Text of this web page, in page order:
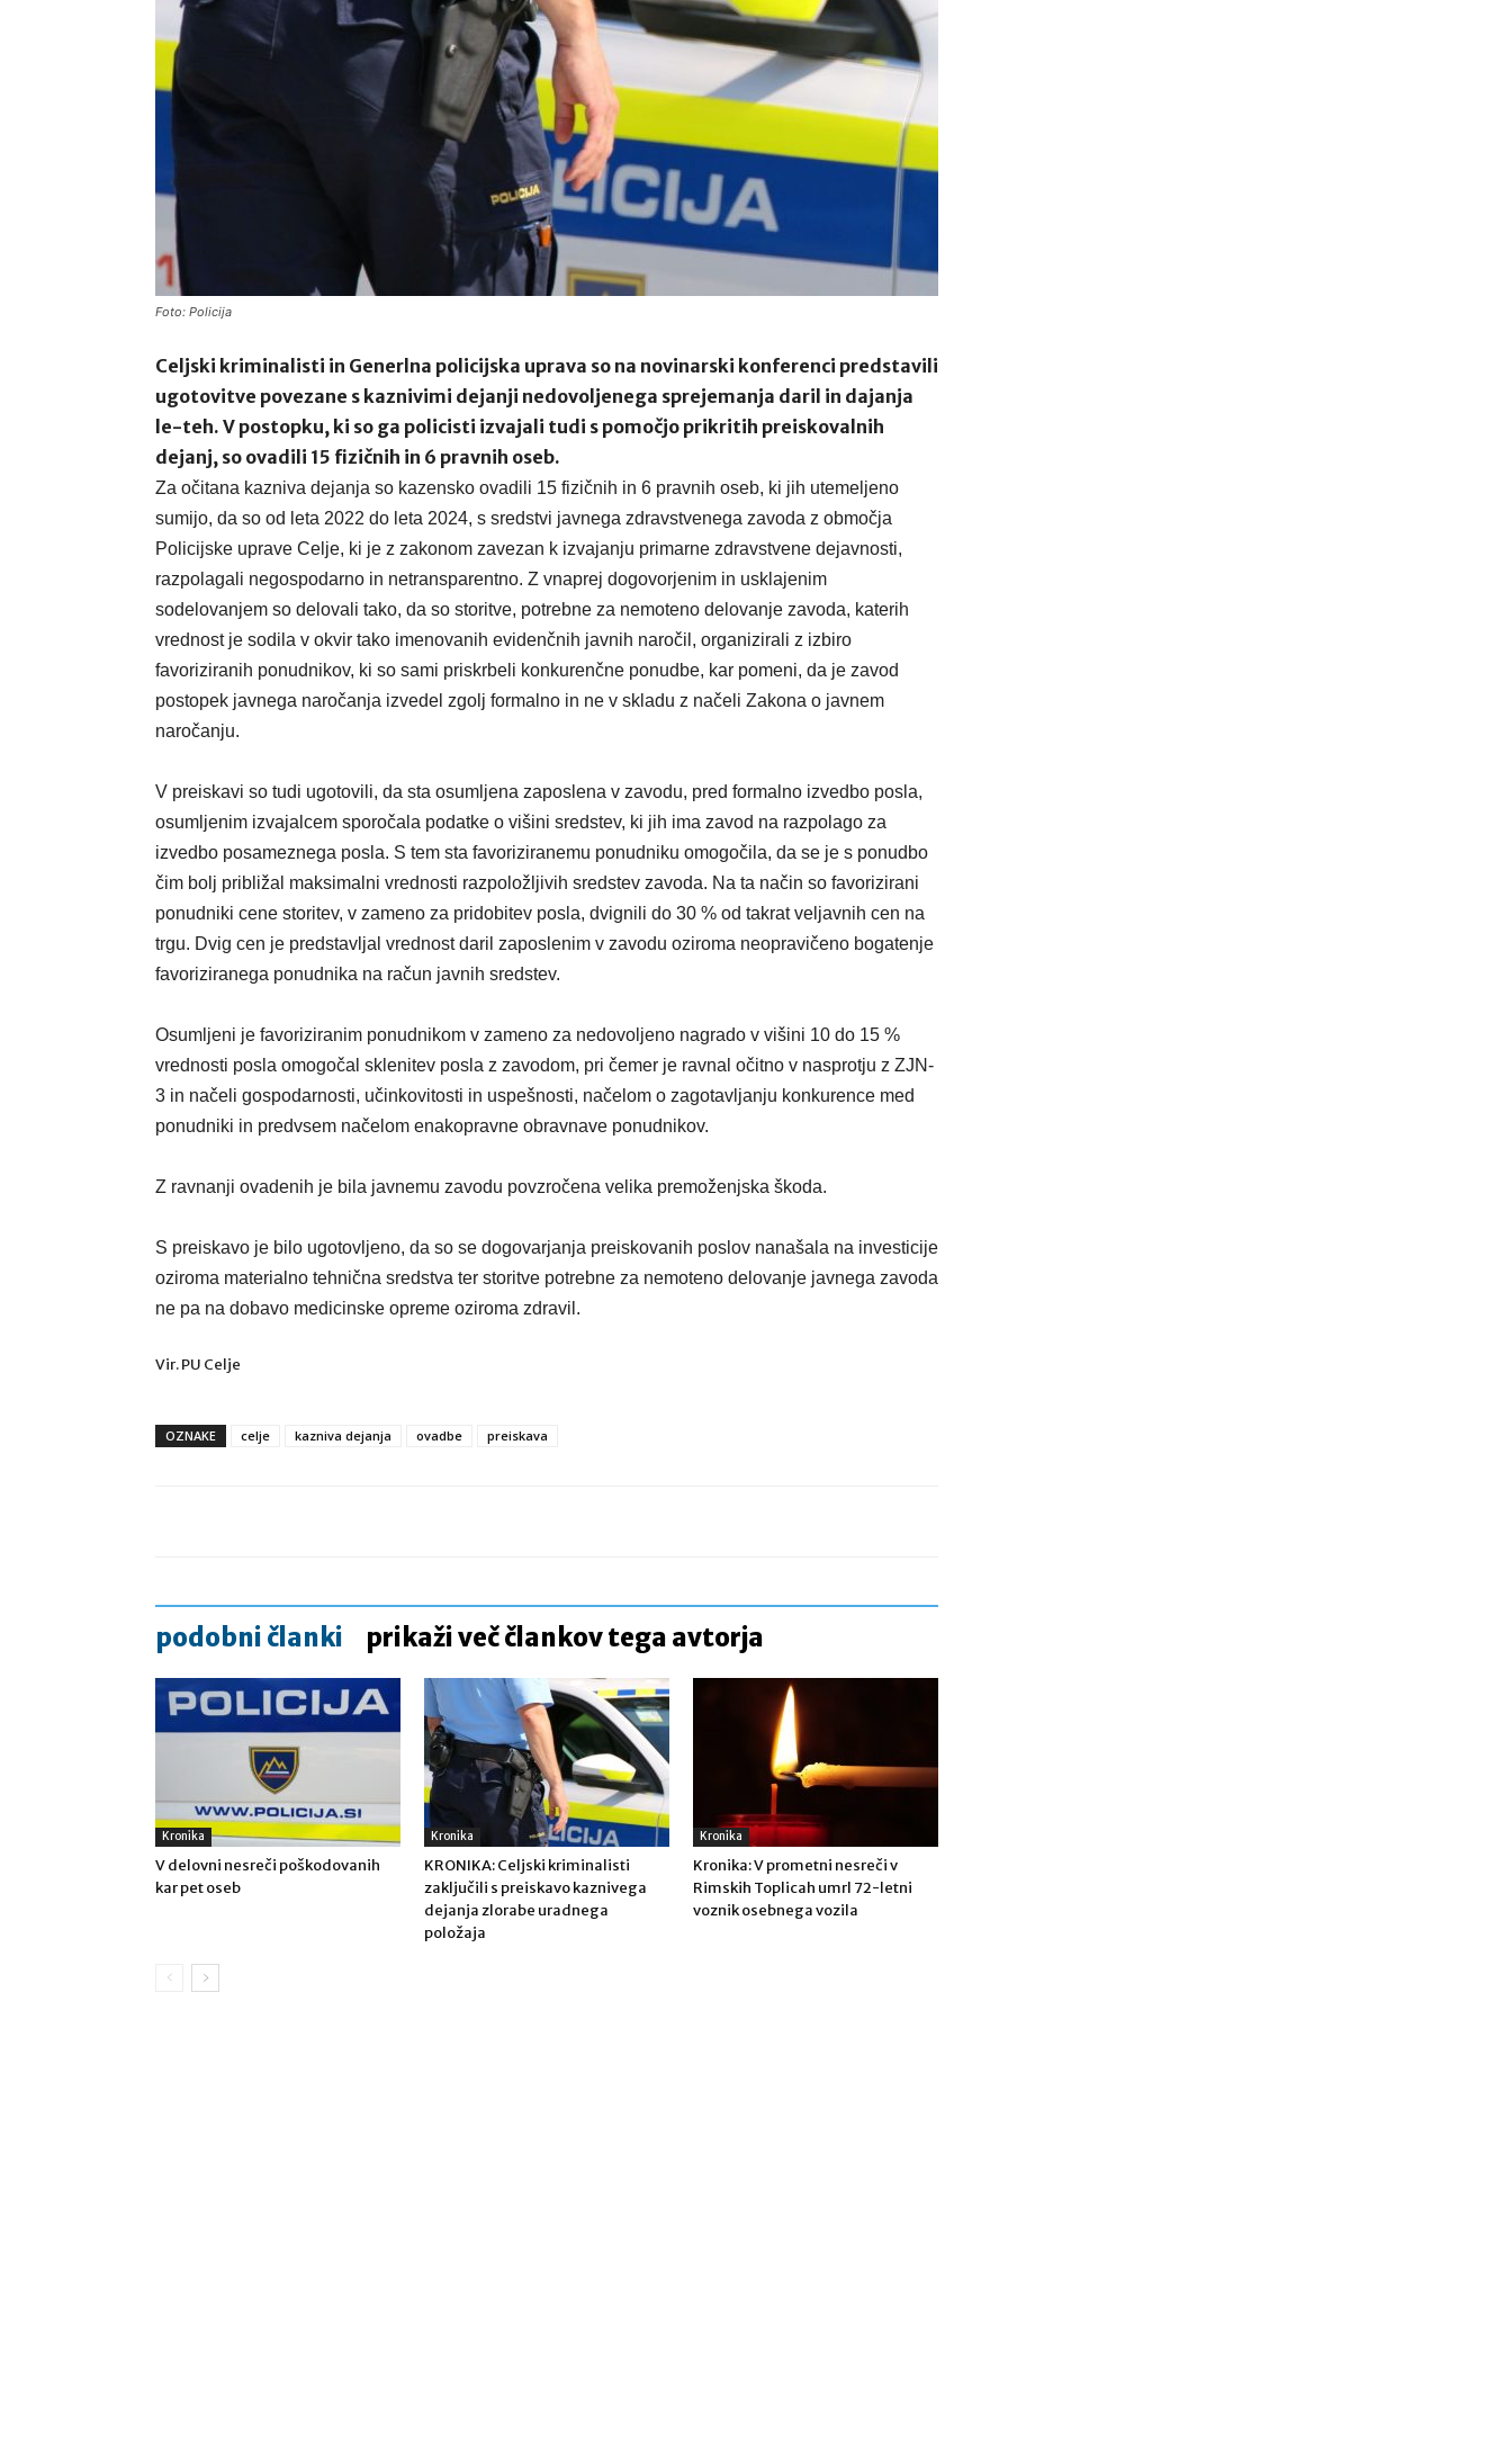
Foto: Policija
Celjski kriminalisti in Generlna policijska uprava so na novinarski konferenci predstavili
ugotovitve povezane s kaznivimi dejanji nedovoljenega sprejemanja daril in dajanja
le-teh. V postopku, ki so ga policisti izvajali tudi s pomočjo prikritih preiskovalnih
dejanj, so ovadili 15 fizičnih in 6 pravnih oseb.
Za očitana kazniva dejanja so kazensko ovadili 15 fizičnih in 6 pravnih oseb, ki jih utemeljeno
sumijo, da so od leta 2022 do leta 2024, s sredstvi javnega zdravstvenega zavoda z območja
Policijske uprave Celje, ki je z zakonom zavezan k izvajanju primarne zdravstvene dejavnosti,
razpolagali negospodarno in netransparentno. Z vnaprej dogovorjenim in usklajenim
sodelovanjem so delovali tako, da so storitve, potrebne za nemoteno delovanje zavoda, katerih
vrednost je sodila v okvir tako imenovanih evidenčnih javnih naročil, organizirali z izbiro
favoriziranih ponudnikov, ki so sami priskrbeli konkurenčne ponudbe, kar pomeni, da je zavod
postopek javnega naročanja izvedel zgolj formalno in ne v skladu z načeli Zakona o javnem
naročanju.
V preiskavi so tudi ugotovili, da sta osumljena zaposlena v zavodu, pred formalno izvedbo posla,
osumljenim izvajalcem sporočala podatke o višini sredstev, ki jih ima zavod na razpolago za
izvedbo posameznega posla. S tem sta favoriziranemu ponudniku omogočila, da se je s ponudbo
čim bolj približal maksimalni vrednosti razpoložljivih sredstev zavoda. Na ta način so favorizirani
ponudniki cene storitev, v zameno za pridobitev posla, dvignili do 30 % od takrat veljavnih cen na
trgu. Dvig cen je predstavljal vrednost daril zaposlenim v zavodu oziroma neopravičeno bogatenje
favoriziranega ponudnika na račun javnih sredstev.
Osumljeni je favoriziranim ponudnikom v zameno za nedovoljeno nagrado v višini 10 do 15 %
vrednosti posla omogočal sklenitev posla z zavodom, pri čemer je ravnal očitno v nasprotju z ZJN-
3 in načeli gospodarnosti, učinkovitosti in uspešnosti, načelom o zagotavljanju konkurence med
ponudniki in predvsem načelom enakopravne obravnave ponudnikov.
Z ravnanji ovadenih je bila javnemu zavodu povzročena velika premoženjska škoda.
S preiskavo je bilo ugotovljeno, da so se dogovarjanja preiskovanih poslov nanašala na investicije
oziroma materialno tehnična sredstva ter storitve potrebne za nemoteno delovanje javnega zavoda
ne pa na dobavo medicinske opreme oziroma zdravil.
Vir. PU Celje
OZNAKE celje kazniva dejanja ovadbe preiskava
podobni članki prikaži več člankov tega avtorja
Kronika
V delovni nesreči poškodovanih
kar pet oseb
Kronika
KRONIKA: Celjski kriminalisti
zaključili s preiskavo kaznivega
dejanja zlorabe uradnega
položaja
Kronika
Kronika: V prometni nesreči v
Rimskih Toplicah umrl 72-letni
voznik osebnega vozila